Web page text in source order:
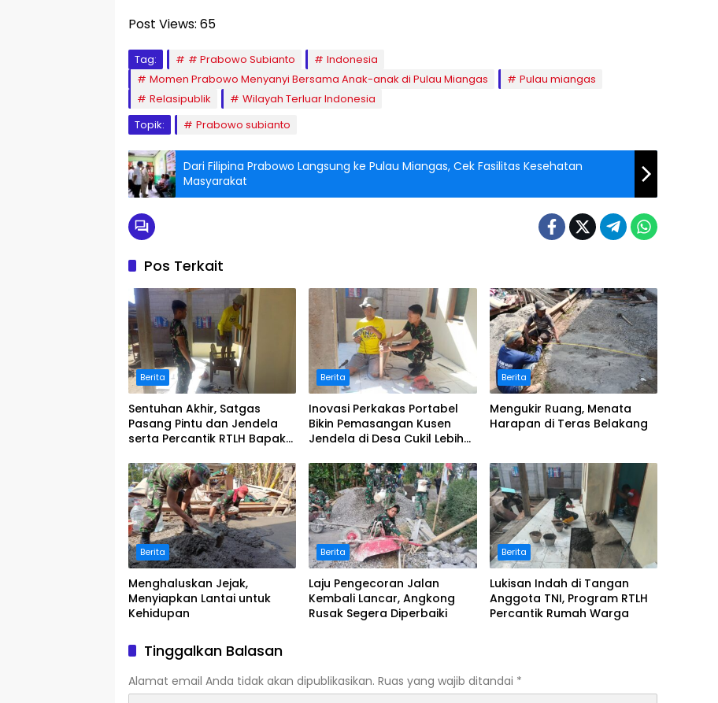
Post Views: 65
Tag: # Prabowo Subianto
Indonesia
Momen Prabowo Menyanyi Bersama Anak-anak di Pulau Miangas
Pulau miangas
Relasipublik
Wilayah Terluar Indonesia
Topik:
Prabowo subianto
Dari Filipina Prabowo Langsung ke Pulau Miangas, Cek Fasilitas Kesehatan
Masyarakat
Pos Terkait
Berita
Sentuhan Akhir, Satgas
Pasang Pintu dan Jendela
serta Percantik RTLH Bapak
Berita
Inovasi Perkakas Portabel
Bikin Pemasangan Kusen
Jendela di Desa Cukil Lebih
Berita
Mengukir Ruang, Menata
Harapan di Teras Belakang
Berita
Menghaluskan Jejak,
Menyiapkan Lantai untuk
Kehidupan
Berita
Laju Pengecoran Jalan
Kembali Lancar, Angkong
Rusak Segera Diperbaiki
Berita
Lukisan Indah di Tangan
Anggota TNI, Program RTLH
Percantik Rumah Warga
Tinggalkan Balasan
Alamat email Anda tidak akan dipublikasikan. Ruas yang wajib ditandai *